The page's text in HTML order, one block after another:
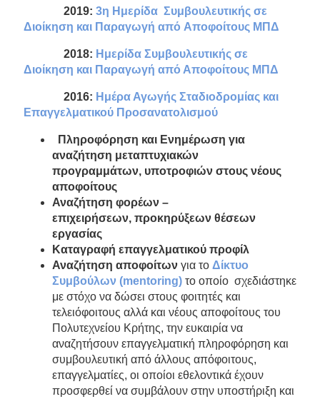
2019: 3η Ημερίδα Συμβουλευτικής σε
Διοίκηση και Παραγωγή από Αποφοίτους ΜΠΔ
2018: Ημερίδα Συμβουλευτικής σε
Διοίκηση και Παραγωγή από Αποφοίτους ΜΠΔ
2016: Ημέρα Αγωγής Σταδιοδρομίας και
Επαγγελματικού Προσανατολισμού
Πληροφόρηση και Ενημέρωση για
αναζήτηση μεταπτυχιακών
προγραμμάτων, υποτροφιών στους νέους
αποφοίτους
Αναζήτηση φορέων –
επιχειρήσεων, προκηρύξεων θέσεων
εργασίας
Καταγραφή επαγγελματικού προφίλ
Αναζήτηση αποφοίτωνγια το Δίκτυο
Συμβούλων (mentoring) το οποίο σχεδιάστηκε
με στόχο να δώσει στους φοιτητές και
τελειόφοιτους αλλά και νέους αποφοίτους του
Πολυτεχνείου Κρήτης, την ευκαιρία να
αναζητήσουν επαγγελματική πληροφόρηση και
συμβουλευτική από άλλους απόφοιτους,
επαγγελματίες, οι οποίοι εθελοντικά έχουν
προσφερθεί να συμβάλουν στην υποστήριξη και